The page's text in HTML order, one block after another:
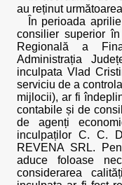
au reținut
În perioada
consilier superior
Regională a
Administrația
inculpata Vlad
serviciu de a
mijlocii), ar fi
contabile și de
de agenți
inculpaților C. C.
REVENA SRL.
aduce foloase
considerarea